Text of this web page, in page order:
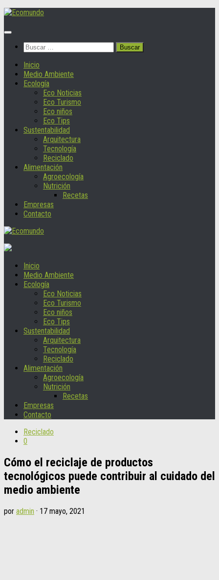
Saltar
contenido
Buscar:
Inicio
Medio Ambiente
Ecología
Eco Noticias
Eco Turismo
Eco niños
Eco Tips
Sustentabilidad
Arquitectura
Tecnología
Reciclado
Alimentación
Agroecología
Nutrición
Recetas
Empresas
Contacto
Inicio
Medio Ambiente
Ecología
Eco Noticias
Eco Turismo
Eco niños
Eco Tips
Sustentabilidad
Arquitectura
Tecnología
Reciclado
Alimentación
Agroecología
Nutrición
Recetas
Empresas
Contacto
Reciclado
0
Cómo el reciclaje de productos
tecnológicos puede contribuir al cuidado del
medio ambiente
por admin · 17 mayo, 2021